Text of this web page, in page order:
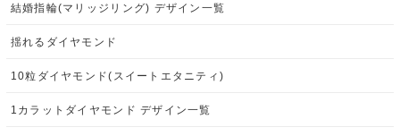
結婚指輪(マリッジリング) デザイン一覧
揺れるダイヤモンド
10粒ダイヤモンド(スイートエタニティ)
1カラットダイヤモンド デザイン一覧